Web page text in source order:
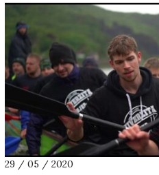
29 / 05 / 2020